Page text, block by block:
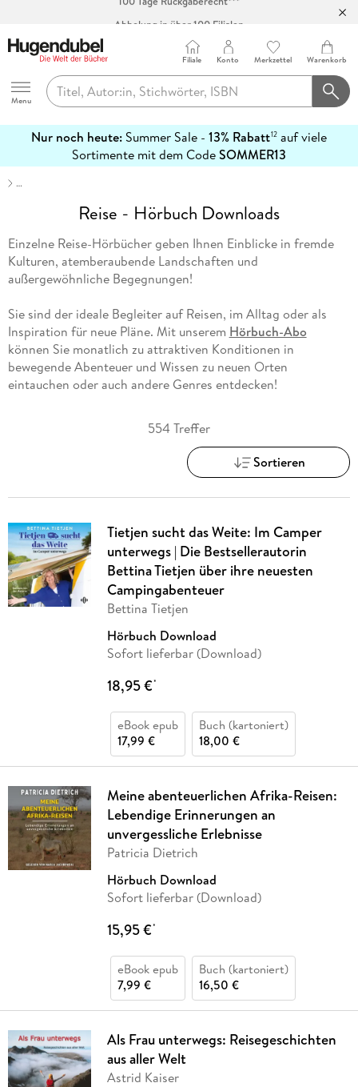
Abholung in über 100 Filialen
Hugendubel
Menu
Filiale Konto Merkzettel Warenkorb
Nur noch heute: Summer Sale - 13% Rabatt12 auf viele
Sortimente mit dem CodeSOMMER13
erfahren
…
Reise - Hörbuch Downloads
Einzelne Reise-Hörbücher geben Ihnen Einblicke in fremde
Kulturen, atemberaubende Landschaften und
außergewöhnliche Begegnungen!
Sie sind der ideale Begleiter auf Reisen, im Alltag oder als
Inspiration für neue Pläne. Mit unserem Hörbuch-Abo
können Sie monatlich zu attraktiven Konditionen in
bewegende Abenteuer und Wissen zu neuen Orten
eintauchen oder auch andere Genres entdecken!
554 Treffer
Sortieren
Tietjen sucht das Weite: Im Camper
unterwegs | Die Bestsellerautorin
Bettina Tietjen über ihre neuesten
Campingabenteuer
Bettina Tietjen
Hörbuch Download
Sofort lieferbar (Download)
18,95 €*
eBook epub
17,99 €
Buch (kartoniert)
18,00 €
Meine abenteuerlichen Afrika-Reisen:
Lebendige Erinnerungen an
unvergessliche Erlebnisse
Patricia Dietrich
Hörbuch Download
Sofort lieferbar (Download)
15,95 €*
eBook epub
7,99 €
Buch (kartoniert)
16,50 €
Als Frau unterwegs: Reisegeschichten
aus aller Welt
Astrid Kaiser